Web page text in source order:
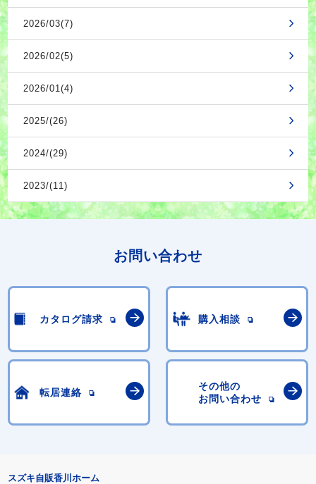
2026/03(7)
2026/02(5)
2026/01(4)
2025/(26)
2024/(29)
2023/(11)
お問い合わせ
カタログ請求 購入相談
転居連絡
その他の
お問い合わせ
スズキ自販香川ホーム